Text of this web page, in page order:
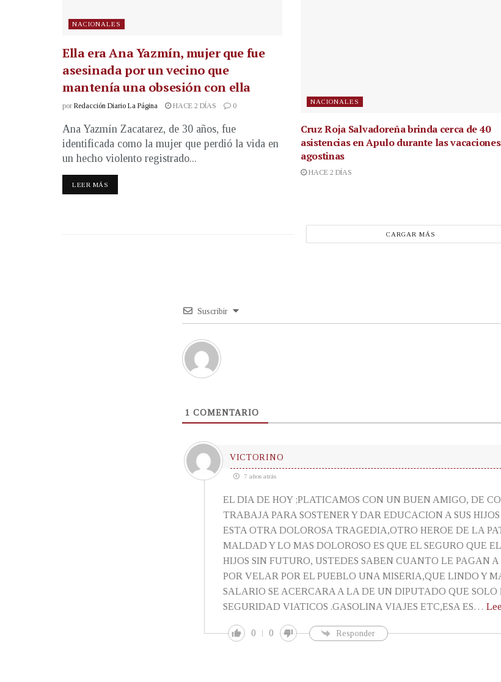
NACIONALES
Ella era Ana Yazmín, mujer que fue
asesinada por un vecino que
mantenía una obsesión con ella
por Redacción Diario La Página HACE 2 DÍAS 0
Ana Yazmín Zacatarez, de 30 años, fue
identificada como la mujer que perdió la vida en
un hecho violento registrado...
LEER MÁS
NACIONALES
Cruz Roja Salvadoreña brinda cerca de 40
asistencias en Apulo durante las vacaciones
agostinas
HACE 2 DÍAS
CARGAR MÁS
Suscribir
1 COMENTARIO
VICTORINO
7 años atrás
EL DIA DE HOY ;PLATICAMOS CON UN BUEN AMIGO, DE
TRABAJA PARA SOSTENER Y DAR EDUCACION A SUS
ESTA OTRA DOLOROSA TRAGEDIA,OTRO HEROE DE LA
MALDAD Y LO MAS DOLOROSO ES QUE EL SEGURO QUE
HIJOS SIN FUTURO, USTEDES SABEN CUANTO LE PAGAN
POR VELAR POR EL PUEBLO UNA MISERIA,QUE LINDO Y
SALARIO SE ACERCARA A LA DE UN DIPUTADO QUE
SEGURIDAD VIATICOS .GASOLINA VIAJES ETC,ESA ES…
0 0 Responder